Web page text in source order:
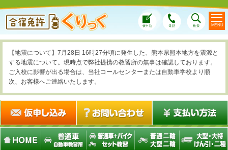
仮申込 電話 検索
【地震について】7月28日 16時27分頃に発生した、熊本県熊本地方を震源と
する地震について。現時点で弊社提携の教習所の無事は確認しております。
ご入校に影響が出る場合は、当社コールセンターまたは自動車学校より順
次、お客様へご連絡いたします。
MENU